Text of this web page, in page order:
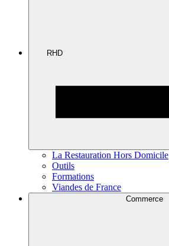
RHD
La Restauration Hors Domicile
Outils
Formations
Viandes de France
Commerce